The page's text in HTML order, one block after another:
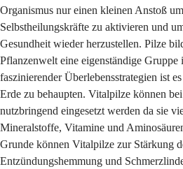
Organismus nur einen kleinen Anstoß
Selbstheilungskräfte zu aktivieren und
Gesundheit wieder herzustellen. Pilze
Pflanzenwelt eine eigenständige
faszinierender Überlebensstrategien ist
Erde zu behaupten. Vitalpilze können
nutzbringend eingesetzt werden da sie
Mineralstoffe, Vitamine und
Grunde können Vitalpilze zur Stärkung
Entzündungshemmung und